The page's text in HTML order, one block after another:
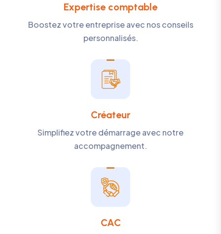
Expertise comptable
Boostez votre entreprise avec nos conseils
personnalisés.
Créateur
Simplifiez votre démarrage avec notre
accompagnement.
CAC